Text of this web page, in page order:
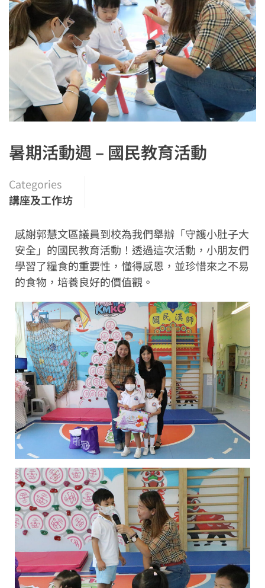
暑期活動週 – 國民教育活動
Categories
講座及工作坊
感謝郭慧文區議員到校為我們舉辦「守護小肚子大
安全」的國民教育活動！透過這次活動，小朋友們
學習了糧食的重要性，懂得感恩，並珍惜來之不易
的食物，培養良好的價值觀。